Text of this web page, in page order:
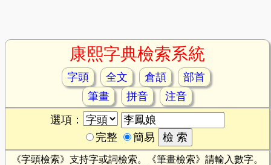
康熙字典檢索系統
字頭 全文 倉頡
部首
筆畫
拼音
注音
選項：
完整
簡易
《字頭檢索》支持字或詞檢索。《筆畫檢索》請輸入數字。